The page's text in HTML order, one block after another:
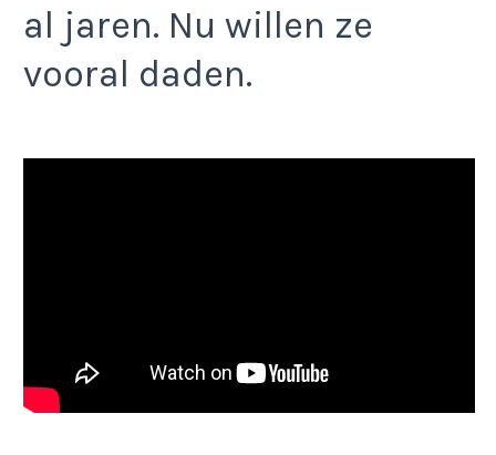
al jaren. Nu willen ze
vooral daden.